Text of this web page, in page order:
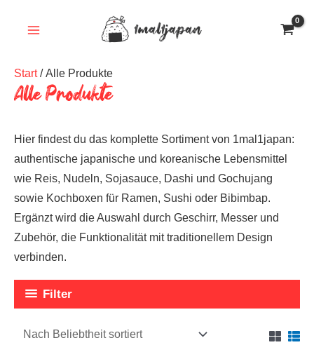
Start/ Alle Produkte
Alle Produkte
Hier findest du das komplette Sortiment von 1mal1japan:
authentische japanische und koreanische Lebensmittel
wie Reis, Nudeln, Sojasauce, Dashi und Gochujang
sowie Kochboxen für Ramen, Sushi oder Bibimbap.
Ergänzt wird die Auswahl durch Geschirr, Messer und
Zubehör, die Funktionalität mit traditionellem Design
verbinden.
Filter